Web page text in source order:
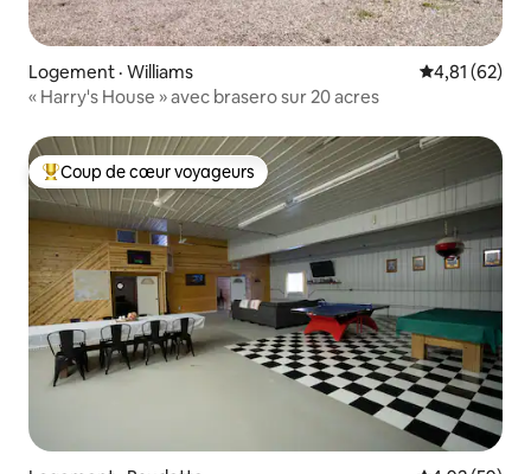
Logement · Williams Note
4,81 (62)
« Harry's House » avec brasero sur 20 acres
Coup de cœur voyageurs parmi les plus aimés
Coup de cœur voyageurs